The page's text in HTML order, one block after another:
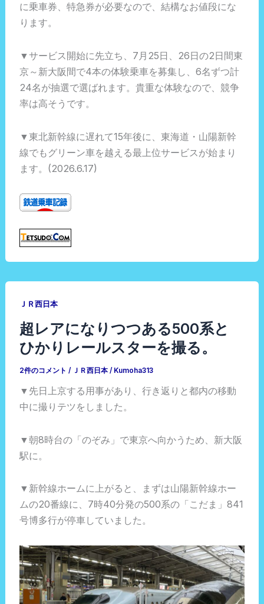
に乗車券、特急券が必要なので、結構なお値段にな
ります。
▼サービス開始に先立ち、7月25日、26日の2日間東
京～新大阪間で4本の体験乗車を募集し、6名ずつ計
24名が抽選で選ばれます。貴重な体験なので、競争
率は高そうです。
▼東北新幹線に遅れて15年後に、東海道・山陽新幹
線でもグリーン車を越える最上位サービスが始まり
ます。(2026.6.17)
ＪＲ西日本
超レアになりつつある500系と
ひかりレールスターを撮る。
2件のコメント / ＪＲ西日本 / Kumoha313
▼先日上京する用事があり、行き返りと都内の移動
中に撮りテツをしました。
▼朝8時台の「のぞみ」で東京へ向かうため、新大阪
駅に。
▼新幹線ホームに上がると、まずは山陽新幹線ホー
ムの20番線に、7時40分発の500系の「こだま」841
号博多行が停車していました。